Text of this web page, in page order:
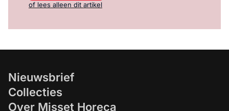
of lees alleen dit artikel
Nieuwsbrief
Collecties
Over Misset Horeca